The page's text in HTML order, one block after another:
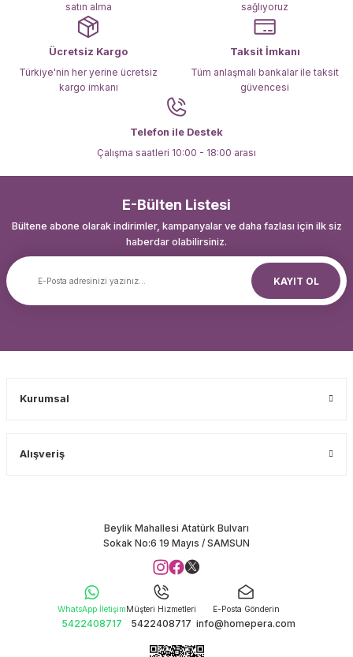
satın alma
sağlıyoruz
Ücretsiz Kargo
Türkiye'nin her yerine ücretsiz
kargo imkanı
Taksit İmkanı
Tüm anlaşmalı bankalar ile taksit
güvencesi
Telefon ile Destek
Çalışma saatleri 10:00 - 18:00 arası
E-Bülten Listesi
Bültene abone olarak indirimler, kampanyalar ve daha fazlası için ilk siz
haberdar olabilirsiniz.
KAYIT OL
Kurumsal
Alışveriş
Beylik Mahallesi Atatürk Bulvarı
Sokak No:6 19 Mayıs / SAMSUN
WhatsApp İletişim
5422408717
Müşteri Hizmetleri
5422408717
E-Posta Gönderin
info@homepera.com